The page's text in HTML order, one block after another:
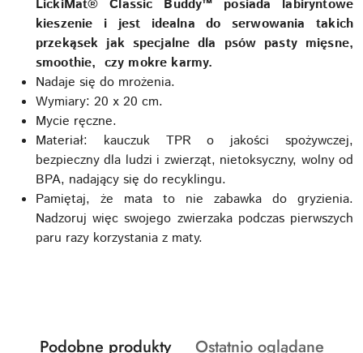
LickiMat® Classic Buddy™ posiada labiryntowe
kieszenie i jest idealna do serwowania takich
przekąsek jak specjalne dla psów pasty mięsne,
smoothie, czy mokre karmy.
Nadaje się do mrożenia.
Wymiary: 20 x 20 cm.
Mycie ręczne.
Materiał: kauczuk TPR o jakości spożywczej,
bezpieczny dla ludzi i zwierząt, nietoksyczny, wolny od
BPA, nadający się do recyklingu.
Pamiętaj, że mata to nie zabawka do gryzienia.
Nadzoruj więc swojego zwierzaka podczas pierwszych
paru razy korzystania z maty.
Produkty
Podobne produkty
Produkty
Ostatnio oglądane